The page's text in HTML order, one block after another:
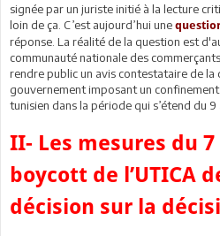
signée par un juriste initié à la lecture
loin de ça. C’est aujourd’hui une
réponse. La réalité de la question est
communauté nationale des
rendre public un avis contestataire de la
gouvernement imposant un
tunisien dans la période qui s’étend du 9
II- Les mesures du 7
boycott de l’UTICA
décision sur la